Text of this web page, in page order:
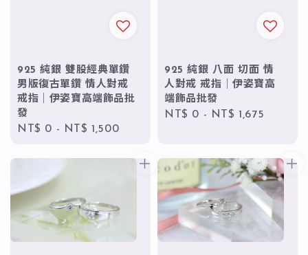
925 純銀 雙股經典單鑽
男版復古單鑽 情人對戒
戒指｜伊姿寶高端飾品批
發
Regular
NT$ 0 - NT$ 1,500
925 純銀 八面 切面 情
人對戒 戒指｜伊姿寶高
端飾品批發
Regular
NT$ 0 - NT$ 1,675